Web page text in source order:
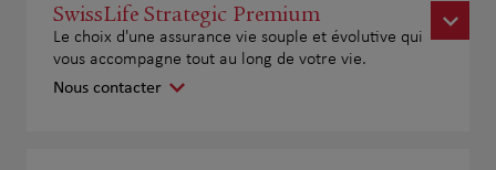
SwissLife Strategic Premium
Le choix d'une assurance vie souple et évolutive qui
vous accompagne tout au long de votre vie.
Nous contacter